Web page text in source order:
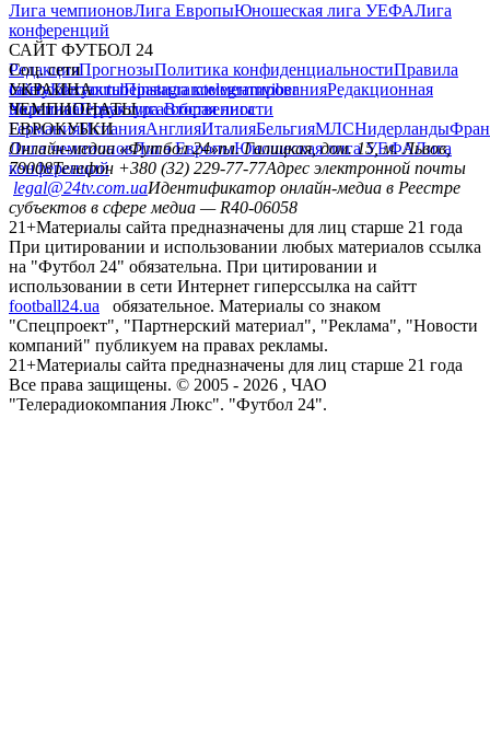
Лига чемпионовЛига ЕвропыЮношеская лига УЕФАЛига
конференций
САЙТ ФУТБОЛ 24
РедакцияПрогнозыПолитика конфиденциальностиПравила
сайтуКонтактыПравила комментированияРедакционная
политикаСтруктура собственности
Соц. сети
facebookxyoutubeinstagramtelegramviber
УКРАИНА
УкраинаПервая лигаВторая лига
ЧЕМПИОНАТЫ
ГерманияИспанияАнглияИталияБельгияМЛСНидерланды
ЕВРОКУБКИ
Лига чемпионовЛига ЕвропыЮношеская лига УЕФАЛига
конференций
Онлайн-медиа «Футбол 24»пл. Галицкая, дом. 15, м. Львов,
79008Телефон +380 (32) 229-77-77Адрес электронной почты
legal@24tv.com.uaИдентификатор онлайн-медиа в Реестре
субъектов в сфере медиа — R40-06058
21+Материалы сайта предназначены для лиц старше 21 года
При цитировании и использовании любых материалов ссылка
на "Футбол 24" обязательна. При цитировании и
использовании в сети Интернет гиперссылка на сайтт
football24.ua
обязательное. Материалы со знаком
"Спецпроект", "Партнерский материал", "Реклама", "Новости
компаний" публикуем на правах рекламы.
21+Материалы сайта предназначены для лиц старше 21 года
Все права защищены. © 2005 - 2026 , ЧАО
"Телерадиокомпания Люкс". "Футбол 24".